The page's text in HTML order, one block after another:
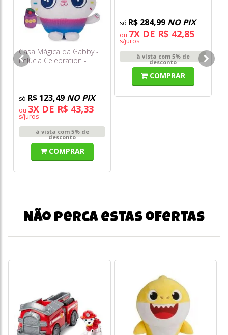
Casa Mágica da Gabby -
Pelúcia Celebration -
Cakey Cat - Sunny
R$ 123,49 NO PIX
ou 3X DE R$ 43,33
s/juros
à vista com 5% de
desconto
COMPRAR
R$ 284,99 NO PIX
ou 7X DE R$ 42,85
s/juros
à vista com 5% de
desconto
COMPRAR
Não perca estas ofertas